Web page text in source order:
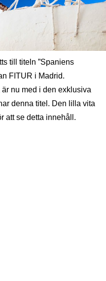
till titeln ”Spaniens
FITUR i Madrid.
nu med i den exklusiva
denna titel. Den lilla vita
att se detta innehåll.